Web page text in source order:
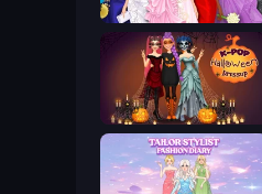
Model Dress Up Girl